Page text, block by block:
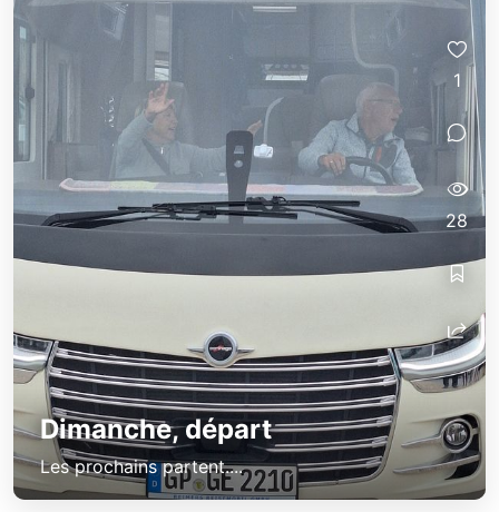
Dimanche, départ
Les prochains partent....
1
28